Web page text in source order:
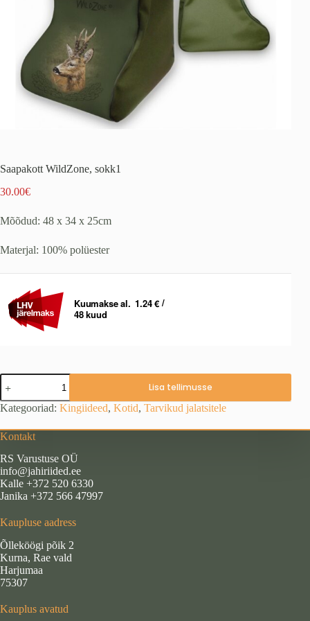
Saapakott WildZone, sokk1
30.00€
Mõõdud: 48 x 34 x 25cm
Materjal: 100% polüester
Saapakott
WildZone,
sokk1
kogus
Lisa tellimusse
Kategooriad: Kingiideed, Kotid, Tarvikud jalatsitele
Kontakt
RS Varustuse OÜ
info@jahiriided.ee
Kalle +372 520 6330
Janika +372 566 47997
Kaupluse aadress
Õlleköögi põik 2
Kurna, Rae vald
Harjumaa
75307
Kauplus avatud